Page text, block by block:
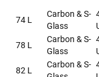
74 L
Carbon & S-
Glass
78 L
Carbon & S-
Glass
82 L
Carbon & S-